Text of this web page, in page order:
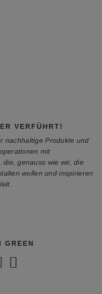
VERFÜHRT!
nachhaltige Produkte und
mit
genauso wie wir, die
wollen und inspirieren
GREEN